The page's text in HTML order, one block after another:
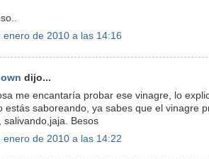
enero de 2010 a las 14:16
dijo...
me encantaría probar ese vinagre, lo
estás saboreando, ya sabes que el vinagre
salivando,jaja. Besos
enero de 2010 a las 14:22